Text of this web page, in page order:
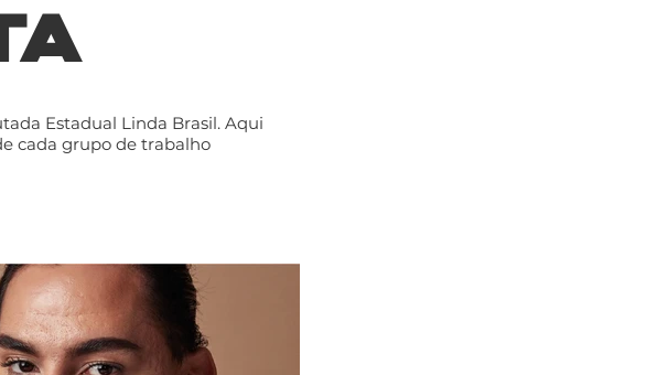
Estadual Linda Brasil. Aqui
cada grupo de trabalho